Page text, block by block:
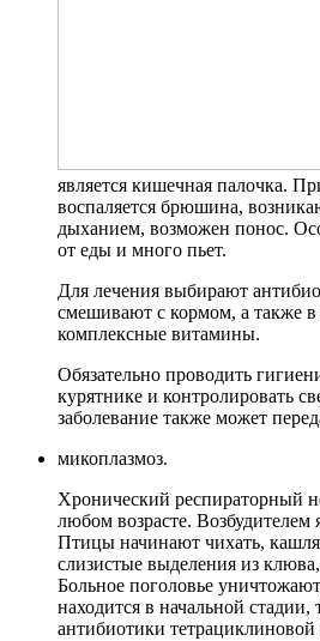
является кишечная палочка.
воспаляется брюшина,
дыханием, возможен понос.
от еды и много пьет.
Для лечения выбирают
смешивают с кормом, а также в
комплексные витамины.
Обязательно проводить
курятнике и контролировать
заболевание также может
микоплазмоз.
Хронический респираторный
любом возрасте. Возбудителем
Птицы начинают чихать,
слизистые выделения из клюва,
Больное поголовье
находится в начальной стадии,
антибиотики